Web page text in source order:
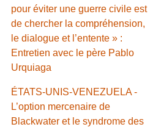
pour éviter une guerre civile est
de chercher la compréhension,
le dialogue et l’entente » :
Entretien avec le père Pablo
Urquiaga
ÉTATS-UNIS-VENEZUELA -
L’option mercenaire de
Blackwater et le syndrome des